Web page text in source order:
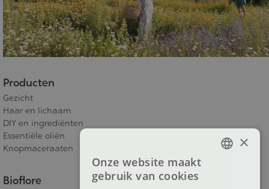
Producten
Gezicht
Haar en lichaam
DIY en ingrediënten
Essentiële oliën
Knopmaceraaten
Bioflore
×
Onze website maakt
gebruik van cookies